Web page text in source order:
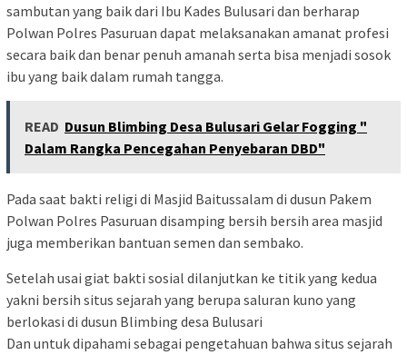
sambutan yang baik dari Ibu Kades Bulusari dan berharap
Polwan Polres Pasuruan dapat melaksanakan amanat profesi
secara baik dan benar penuh amanah serta bisa menjadi sosok
ibu yang baik dalam rumah tangga.
READ Dusun Blimbing Desa Bulusari Gelar Fogging "
Dalam Rangka Pencegahan Penyebaran DBD"
Pada saat bakti religi di Masjid Baitussalam di dusun Pakem
Polwan Polres Pasuruan disamping bersih bersih area masjid
juga memberikan bantuan semen dan sembako.
Setelah usai giat bakti sosial dilanjutkan ke titik yang kedua
yakni bersih situs sejarah yang berupa saluran kuno yang
berlokasi di dusun Blimbing desa Bulusari
Dan untuk dipahami sebagai pengetahuan bahwa situs sejarah